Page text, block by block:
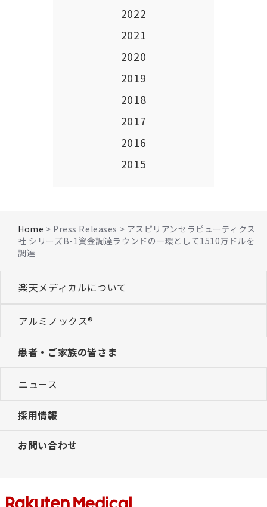
2022
2021
2020
2019
2018
2017
2016
2015
Home > Press Releases > アスピリアンセラピューティクス
社 シリーズB-1資金調達ラウンドの一環として1510万ドルを
調達
楽天メディカルについて
アルミノックス®
患者・ご家族の皆さま
ニュース
採用情報
お問い合わせ